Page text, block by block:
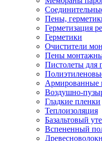
Пены,
Герметизация
Герметики
Очистители
Пены
Пистолеты для
Армированные
Воздушно-
Гладкие пленки
Теплоизоляция
Базальтовый
Вспененный